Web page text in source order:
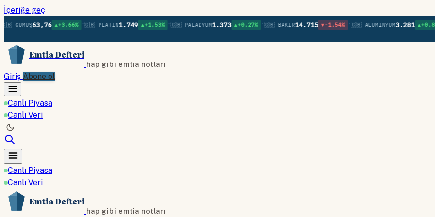
İçeriğe geç
63,76 ▲+3.66% •🇬🇧 PLATIN 1.749 ▲+1.53% •🇬🇧 PALADYUM1.373 ▲+0.27% •🇬🇧 BAKIR14.715 ▼-1.54% •🇬🇧 ALÜMINYUM3.281 ▲+0.83% •🇬🇧
Emtia Defteri
hap gibi emtia notları
Giriş Abone ol
Canlı Piyasa
Canlı Veri
Canlı Piyasa
Canlı Veri
Emtia Defteri
hap gibi emtia notları